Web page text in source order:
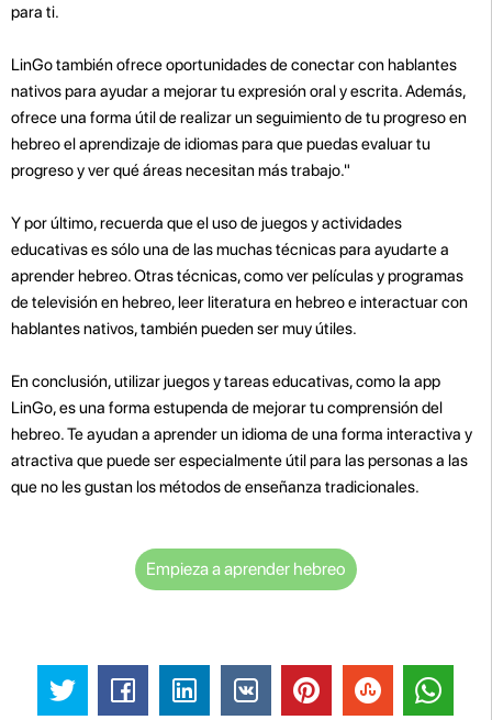
para ti.
LinGo también ofrece oportunidades de conectar con hablantes
nativos para ayudar a mejorar tu expresión oral y escrita. Además,
ofrece una forma útil de realizar un seguimiento de tu progreso en
hebreo el aprendizaje de idiomas para que puedas evaluar tu
progreso y ver qué áreas necesitan más trabajo."
Y por último, recuerda que el uso de juegos y actividades
educativas es sólo una de las muchas técnicas para ayudarte a
aprender hebreo. Otras técnicas, como ver películas y programas
de televisión en hebreo, leer literatura en hebreo e interactuar con
hablantes nativos, también pueden ser muy útiles.
En conclusión, utilizar juegos y tareas educativas, como la app
LinGo, es una forma estupenda de mejorar tu comprensión del
hebreo. Te ayudan a aprender un idioma de una forma interactiva y
atractiva que puede ser especialmente útil para las personas a las
que no les gustan los métodos de enseñanza tradicionales.
Empieza a aprender hebreo